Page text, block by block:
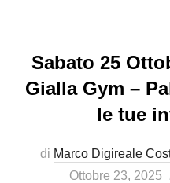
Sabato 25
Gialla Gym –
le tue
di Marco Digireale
Ottobre 23, 2025